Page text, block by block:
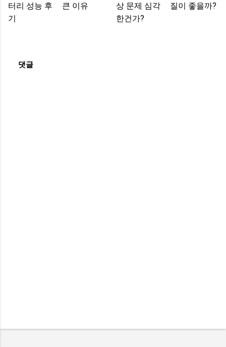
터리 성능 후
기
큰 이유
상 문제 심각
한건가?
질이 좋을까?
댓글